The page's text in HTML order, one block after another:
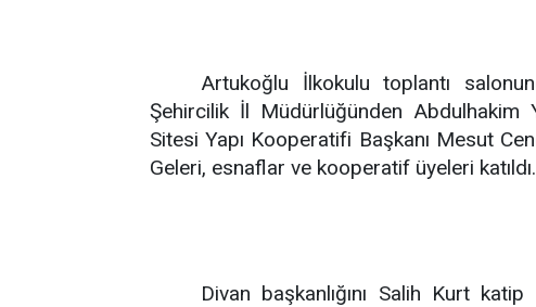
Artukoğlu İlkokulu toplantı
Şehircilik İl Müdürlüğünden Abdulhakim
Sitesi Yapı Kooperatifi Başkanı Mesut
Geleri, esnaflar ve kooperatif üyeleri katıldı.
Divan başkanlığını Salih Kurt